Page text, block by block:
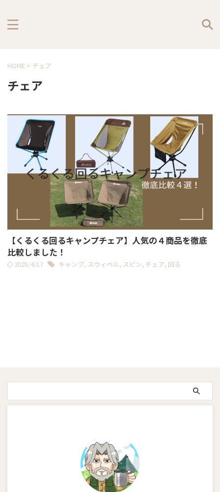
HOME > チェア
チェア
【くるくる回るキャンプチェア】人気の４商品を徹底
比較しました！
2025/4/17 キャンプ, スウィベル, スピン, チェア, 回る